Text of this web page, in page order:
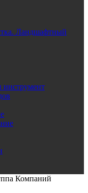
Ландшафтный
инструмент
Компаний